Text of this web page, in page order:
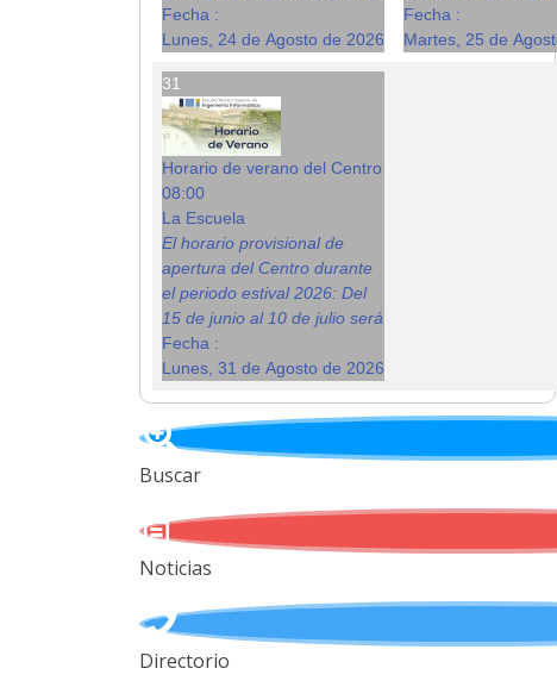
Fecha :
Lunes, 24 de Agosto de 2026
Fecha :
Martes, 25 de
31
Horario de verano del Centro
08:00
La Escuela
El horario provisional de
apertura del Centro durante
el periodo estival 2026: Del
15 de junio al 10 de julio será
Fecha :
Lunes, 31 de Agosto de 2026
Buscar
Noticias
Directorio